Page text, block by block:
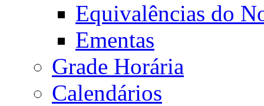
Equivalências do
Ementas
Grade Horária
Calendários